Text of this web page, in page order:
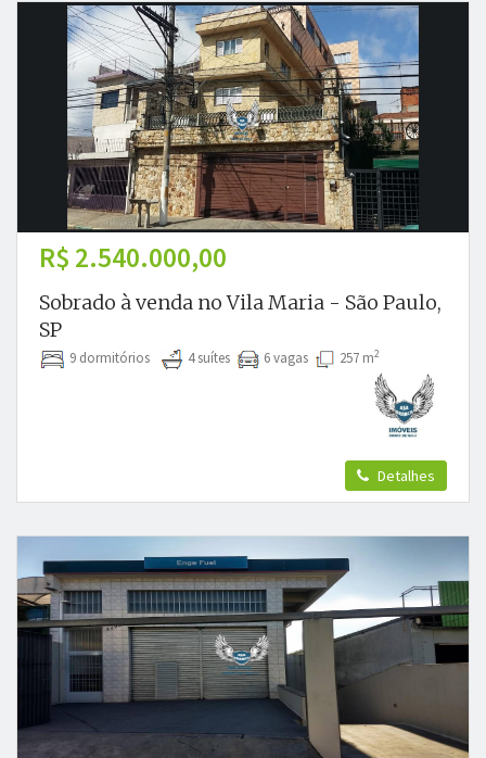
R$ 2.540.000,00
Sobrado à venda no Vila Maria - São Paulo,
SP
9 dormitórios 4 suítes 6 vagas 257 m2
Detalhes